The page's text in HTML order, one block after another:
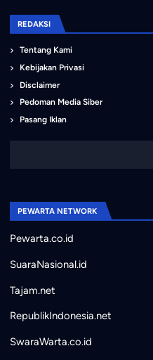
REDAKSI
Tentang Kami
Kebijakan Privasi
Disclaimer
Pedoman Media Siber
Pasang Iklan
PEWARTA NETWORK
Pewarta.co.id
SuaraNasional.id
Tajam.net
RepublikIndonesia.net
SwaraWarta.co.id